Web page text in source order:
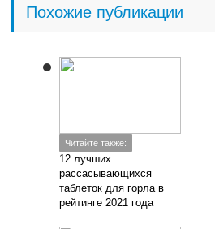
Похожие публикации
Читайте также:
12 лучших
рассасывающихся
таблеток для горла в
рейтинге 2021 года